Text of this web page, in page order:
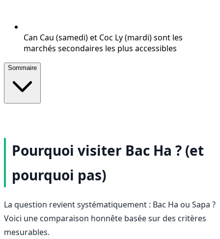
Can Cau (samedi) et Coc Ly (mardi) sont les
marchés secondaires les plus accessibles
Sommaire
Pourquoi visiter Bac Ha ? (et
pourquoi pas)
La question revient systématiquement : Bac Ha ou Sapa ?
Voici une comparaison honnête basée sur des critères
mesurables.